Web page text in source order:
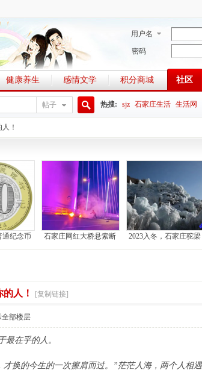
用户名
密码
健康养生 感情文学 积分商城 社区
帖子
索
热搜: sjz 石家庄生活 生活网
！
通纪念币 石家庄网红大桥悬索断 2023入冬，石家庄驼梁
人！ [复制链接]
全部楼层
最在乎的人。
换的今生的一次擦肩而过。”茫茫人海，两个人相